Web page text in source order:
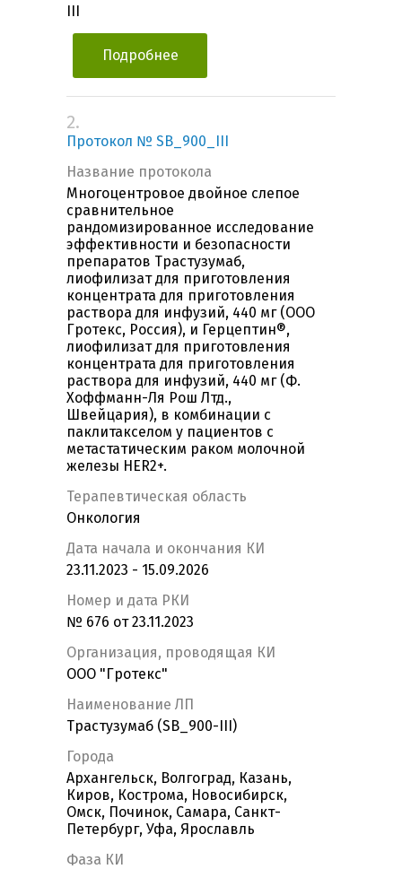
Подробнее
2.
Протокол № SB_900_III
Название протокола
Многоцентровое двойное слепое
сравнительное
рандомизированное исследование
эффективности и безопасности
препаратов Трастузумаб,
лиофилизат для приготовления
концентрата для приготовления
раствора для инфузий, 440 мг (ООО
Гротекс, Россия), и Герцептин®,
лиофилизат для приготовления
концентрата для приготовления
раствора для инфузий, 440 мг (Ф.
Хоффманн-Ля Рош Лтд.,
Швейцария), в комбинации с
паклитакселом у пациентов с
метастатическим раком молочной
железы HER2+.
Терапевтическая область
Онкология
Дата начала и окончания КИ
23.11.2023 - 15.09.2026
Номер и дата РКИ
№ 676 от 23.11.2023
Организация, проводящая КИ
ООО "Гротекс"
Наименование ЛП
Трастузумаб (SB_900-III)
Города
Архангельск, Волгоград, Казань,
Киров, Кострома, Новосибирск,
Омск, Починок, Самара, Санкт-
Петербург, Уфа, Ярославль
Фаза КИ